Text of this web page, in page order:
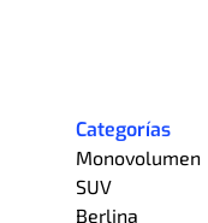
Categorías
Monovolumen
SUV
Berlina